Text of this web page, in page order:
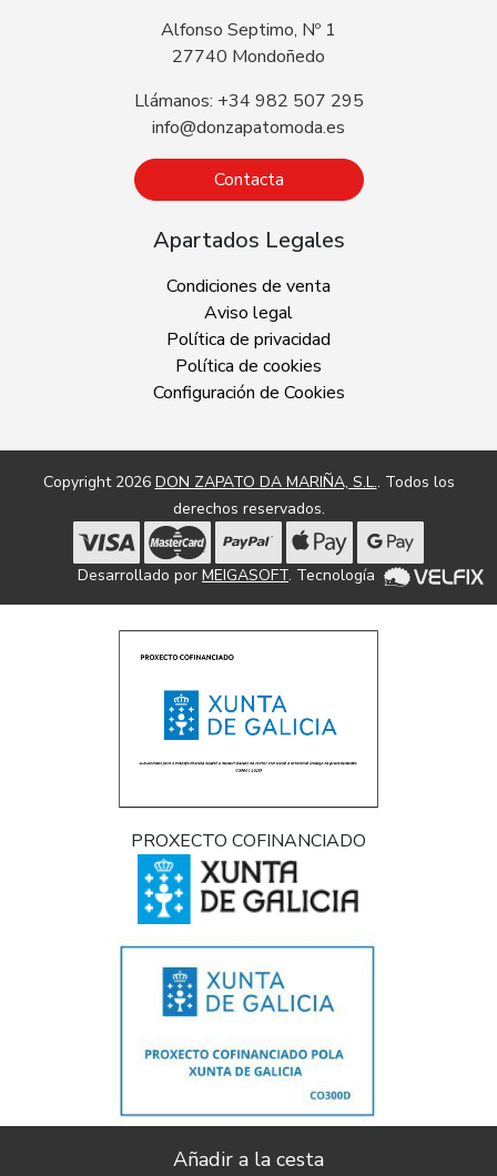
Alfonso Septimo, Nº 1
27740 Mondoñedo
Llámanos: +34 982 507 295
info@donzapatomoda.es
Contacta
Apartados Legales
Condiciones de venta
Aviso legal
Política de privacidad
Política de cookies
Configuración de Cookies
Copyright 2026 DON ZAPATO DA MARIÑA, S.L.. Todos los
derechos reservados.
Desarrollado por MEIGASOFT. Tecnología
PROXECTO COFINANCIADO
comercial e artesanal (CO300C 2021)